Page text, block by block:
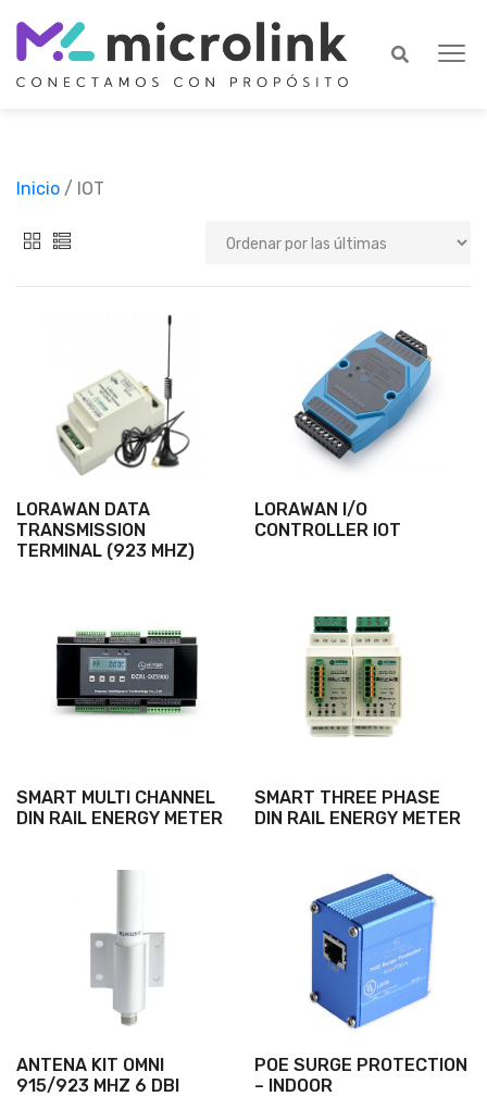
Inicio / IOT
LORAWAN DATA
TRANSMISSION
TERMINAL (923 MHZ)
LORAWAN I/O
CONTROLLER IOT
SMART MULTI CHANNEL
DIN RAIL ENERGY METER
SMART THREE PHASE
DIN RAIL ENERGY METER
ANTENA KIT OMNI
915/923 MHZ 6 DBI
POE SURGE PROTECTION
– INDOOR